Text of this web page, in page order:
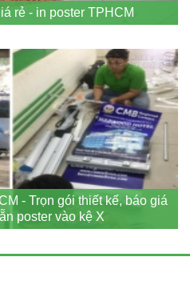
rẻ - in poster TPHCM
- Trọn gói thiết kế, báo giá
poster vào kệ X